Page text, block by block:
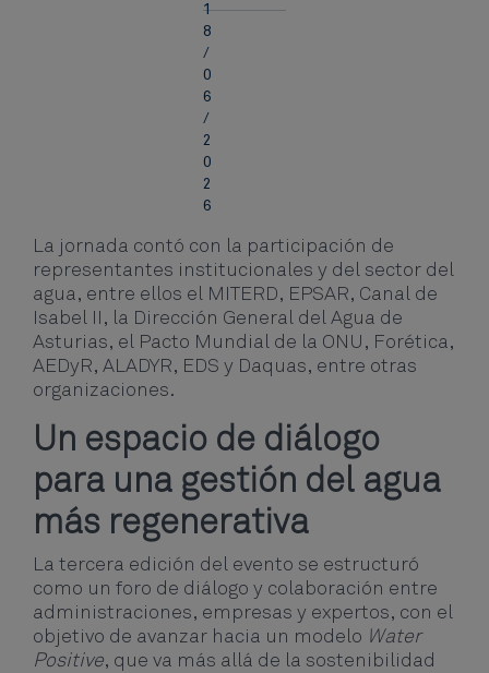
1
8
/
0
6
/
2
0
2
6
La jornada contó con la participación de
representantes institucionales y del sector del
agua, entre ellos el MITERD, EPSAR, Canal de
Isabel II, la Dirección General del Agua de
Asturias, el Pacto Mundial de la ONU, Forética,
AEDyR, ALADYR, EDS y Daquas, entre otras
organizaciones.
Un espacio de diálogo
para una gestión del agua
más regenerativa
La tercera edición del evento se estructuró
como un foro de diálogo y colaboración entre
administraciones, empresas y expertos, con el
objetivo de avanzar hacia un modelo Water
Positive, que va más allá de la sostenibilidad